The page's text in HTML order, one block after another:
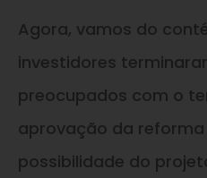
Agora, vamos do
investidores
preocupados com o
aprovação da
possibilidade do